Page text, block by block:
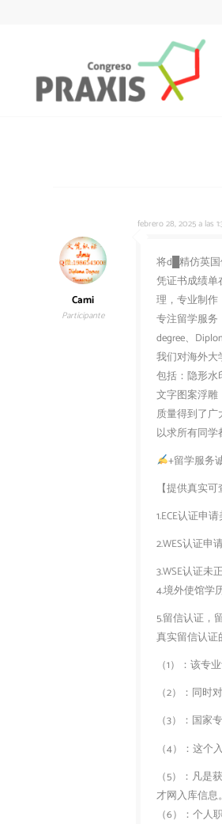
febrero 28, 2025 a las
Cami
Participante
将d█精仿英国
凭证书成绩单
理，专业制作
专注留学服务
degree、
我们对海外大
包括：隐形水
文字图案浮雕
质量得到了
以求所有同学
+留学服务
【提供真实可
1.ECE认证申
2.WES认证申
3.WSE认证未
4.境外使馆学
5.留信认证，
真实留信认证
（1）：该专
（2）：同时
（3）：国家
（4）：这个
（5）：凡
才网入库信息。
（6）：个人